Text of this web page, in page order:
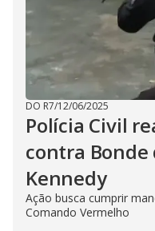
DO R7/12/06/2025
Polícia Civil
contra Bonde
Kennedy
Ação busca cumprir
Comando Vermelho